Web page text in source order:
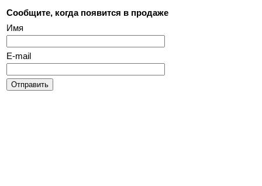
Сообщите, когда появится в продаже
Имя
E-mail